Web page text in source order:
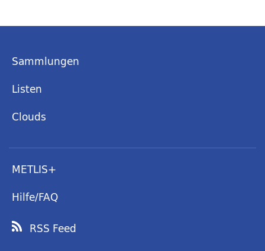
Sammlungen
Listen
Clouds
METLIS+
Hilfe/FAQ
RSS Feed